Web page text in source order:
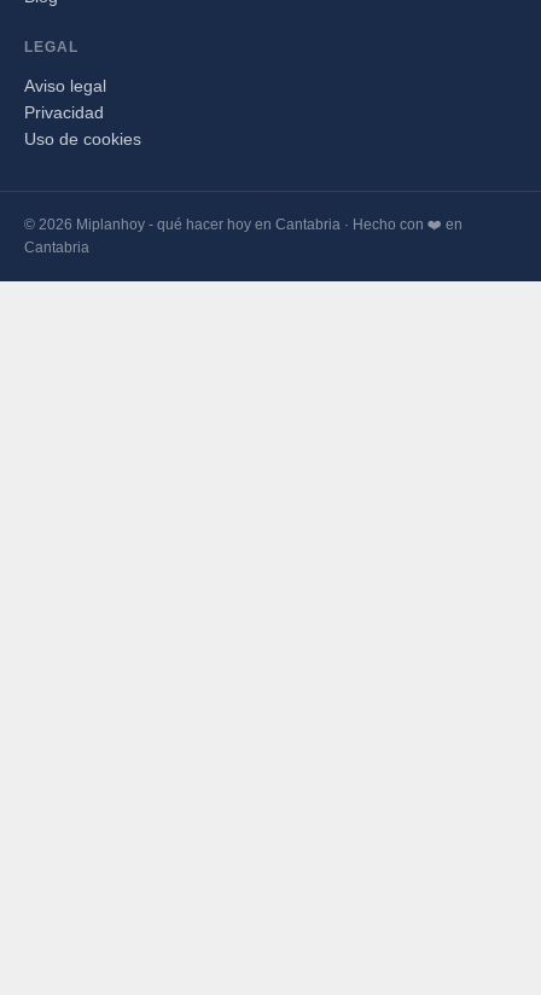
LEGAL
Aviso legal
Privacidad
Uso de cookies
© 2026 Miplanhoy - qué hacer hoy en Cantabria · Hecho con ❤️ en
Cantabria